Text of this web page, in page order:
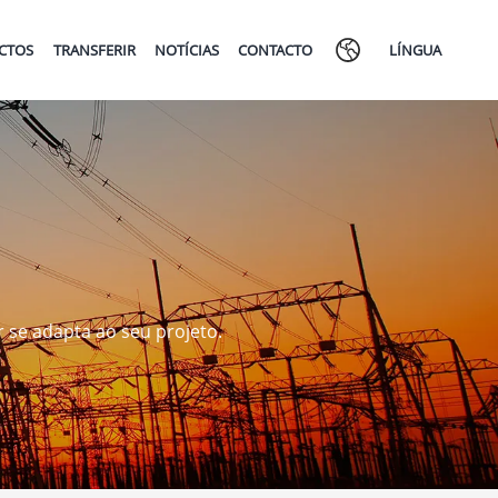
TRANSFERIR NOTÍCIAS CONTACTO LÍNGUA
adapta ao seu projeto.